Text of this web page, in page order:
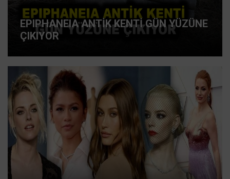
EPIPHANEIA ANTİK KENTİ GÜN YÜZÜNE
ÇIKIYOR